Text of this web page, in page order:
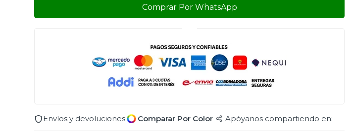
Comprar Por WhatsApp
Envíos y devoluciones Comparar Por Color Apóyanos compartiendo en: